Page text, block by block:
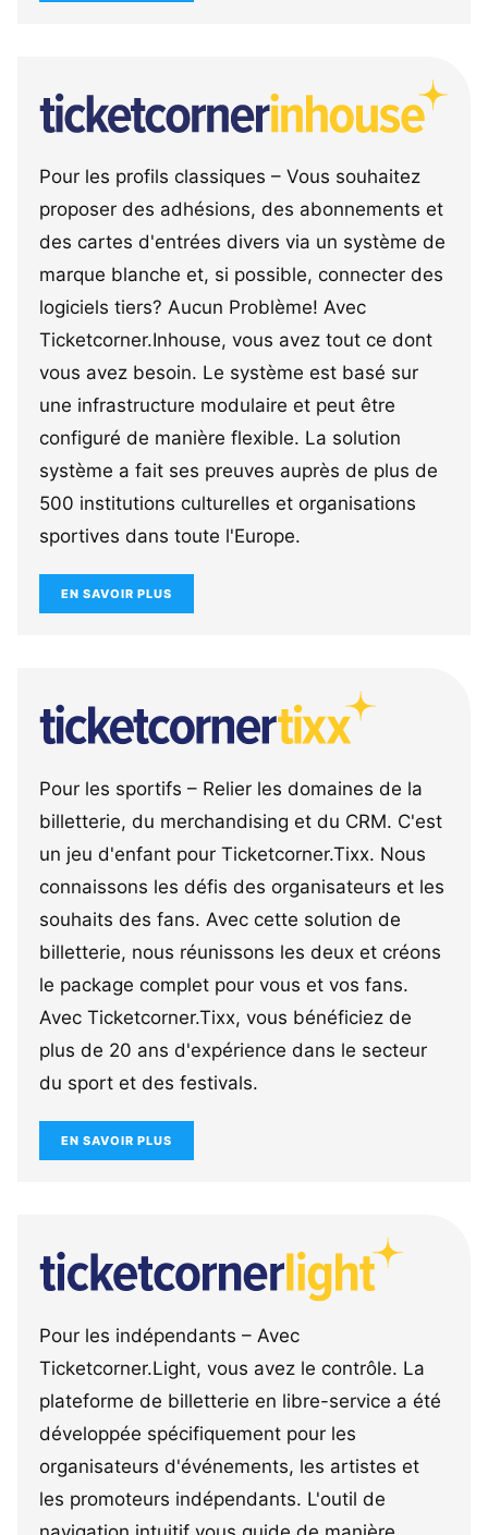
Pour les profils classiques – Vous souhaitez
proposer des adhésions, des abonnements et
des cartes d'entrées divers via un système de
marque blanche et, si possible, connecter des
logiciels tiers? Aucun Problème! Avec
Ticketcorner.Inhouse, vous avez tout ce dont
vous avez besoin. Le système est basé sur
une infrastructure modulaire et peut être
configuré de manière flexible. La solution
système a fait ses preuves auprès de plus de
500 institutions culturelles et organisations
sportives dans toute l'Europe.
EN SAVOIR PLUS
Pour les sportifs – Relier les domaines de la
billetterie, du merchandising et du CRM. C'est
un jeu d'enfant pour Ticketcorner.Tixx. Nous
connaissons les défis des organisateurs et les
souhaits des fans. Avec cette solution de
billetterie, nous réunissons les deux et créons
le package complet pour vous et vos fans.
Avec Ticketcorner.Tixx, vous bénéficiez de
plus de 20 ans d'expérience dans le secteur
du sport et des festivals.
EN SAVOIR PLUS
Pour les indépendants – Avec
Ticketcorner.Light, vous avez le contrôle. La
plateforme de billetterie en libre-service a été
développée spécifiquement pour les
organisateurs d'événements, les artistes et
les promoteurs indépendants. L'outil de